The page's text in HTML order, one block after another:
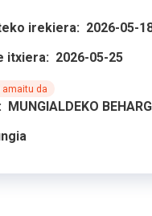
irekiera: 2026-05-
itxiera: 2026-05-25
amaitu da
MUNGIALDEKO